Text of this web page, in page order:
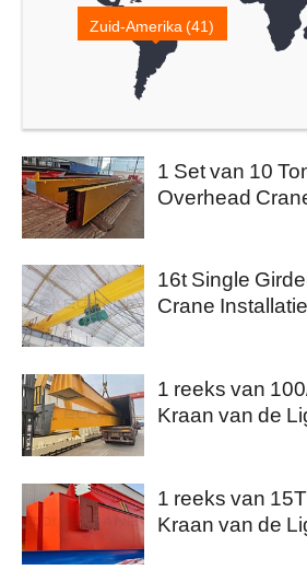
Zuid-Amerika (41)
1 Set van 10
Overhead
16t Single
Crane
1 reeks van
Kraan van de
1 reeks van
Kraan van de